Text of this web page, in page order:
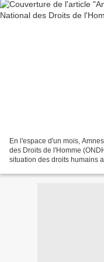
En l'espace d'un mois,
des Droits de l'Homme
situation des droits humains